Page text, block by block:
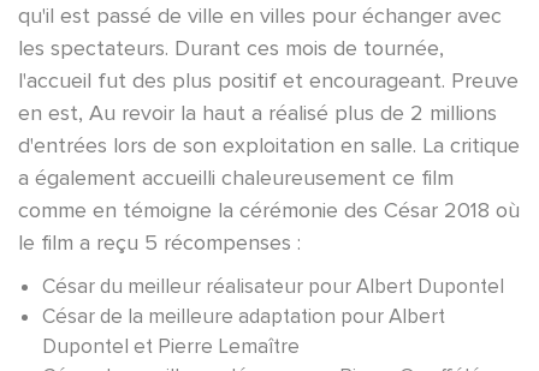
qu'il est passé de ville en villes pour échanger avec
les spectateurs. Durant ces mois de tournée,
l'accueil fut des plus positif et encourageant. Preuve
en est, Au revoir la haut a réalisé plus de 2 millions
d'entrées lors de son exploitation en salle. La critique
a également accueilli chaleureusement ce film
comme en témoigne la cérémonie des César 2018 où
le film a reçu 5 récompenses :
César du meilleur réalisateur pour Albert Dupontel
César de la meilleure adaptation pour Albert
Dupontel et Pierre Lemaître